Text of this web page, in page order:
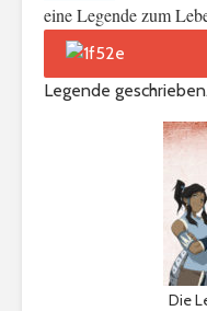
eine Legende zum
Legende geschrieben.
Die